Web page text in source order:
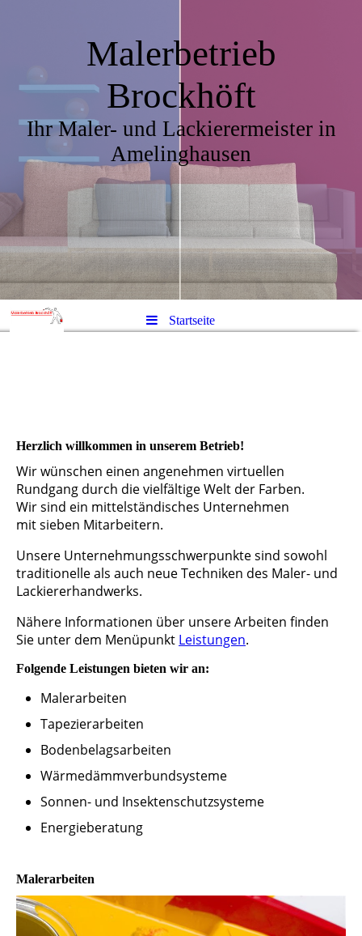
Malerbetrieb
Brockhöft
Ihr Maler- und Lackierermeister in
Amelinghausen
Startseite
Herzlich willkommen in unserem Betrieb!
Wir wünschen einen angenehmen virtuellen
Rundgang durch die vielfältige Welt der Farben.
Wir sind ein mittelständisches Unternehmen
mit sieben Mitarbeitern.
Unsere Unternehmungsschwerpunkte sind sowohl
traditionelle als auch neue Techniken des Maler- und
Lackiererhandwerks.
Nähere Informationen über unsere Arbeiten finden
Sie unter dem Menüpunkt Leistungen.
Folgende Leistungen bieten wir an:
Malerarbeiten
Tapezierarbeiten
Bodenbelagsarbeiten
Wärmedämmverbundsysteme
Sonnen- und Insektenschutzsysteme
Energieberatung
Malerarbeiten